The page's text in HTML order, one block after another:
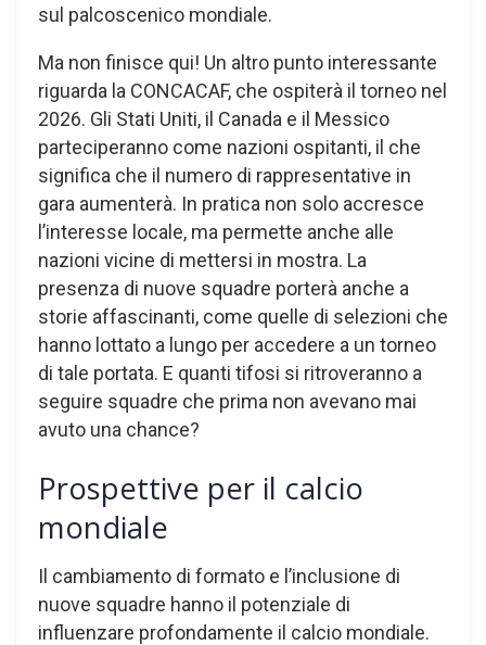
sul palcoscenico mondiale.
Ma non finisce qui! Un altro punto interessante
riguarda la CONCACAF, che ospiterà il torneo nel
2026. Gli Stati Uniti, il Canada e il Messico
parteciperanno come nazioni ospitanti, il che
significa che il numero di rappresentative in
gara aumenterà. In pratica non solo accresce
l’interesse locale, ma permette anche alle
nazioni vicine di mettersi in mostra. La
presenza di nuove squadre porterà anche a
storie affascinanti, come quelle di selezioni che
hanno lottato a lungo per accedere a un torneo
di tale portata. E quanti tifosi si ritroveranno a
seguire squadre che prima non avevano mai
avuto una chance?
Prospettive per il calcio
mondiale
Il cambiamento di formato e l’inclusione di
nuove squadre hanno il potenziale di
influenzare profondamente il calcio mondiale.